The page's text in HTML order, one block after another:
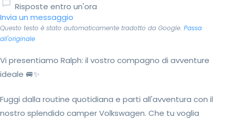
Risposte entro un'ora
Invia un messaggio
Questo testo è stato automaticamente tradotto da Google. Passa
all'originale
Vi presentiamo Ralph: il vostro compagno di avventure
ideale 🚐✨
Fuggi dalla routine quotidiana e parti all'avventura con il
nostro splendido camper Volkswagen. Che tu voglia